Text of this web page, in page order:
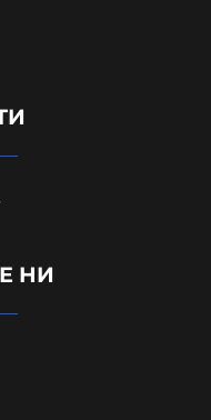
средно по
2025
НИ